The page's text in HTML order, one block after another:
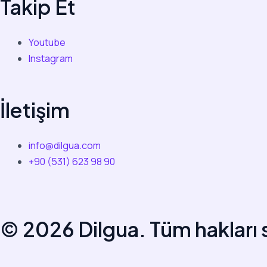
Takip Et
Youtube
Instagram
İletişim
info@dilgua.com
+90 (531) 623 98 90
© 2026 Dilgua. Tüm hakları